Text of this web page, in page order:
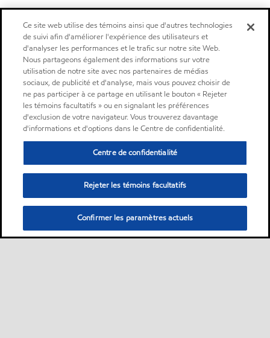
Ce site web utilise des témoins ainsi que d'autres technologies
de suivi afin d'améliorer l'expérience des utilisateurs et
d'analyser les performances et le trafic sur notre site Web.
Nous partageons également des informations sur votre
utilisation de notre site avec nos partenaires de médias
sociaux, de publicité et d'analyse, mais vous pouvez choisir de
ne pas participer à ce partage en utilisant le bouton « Rejeter
les témoins facultatifs » ou en signalant les préférences
d'exclusion de votre navigateur. Vous trouverez davantage
d'informations et d'options dans le Centre de confidentialité.
Centre de confidentialité
Rejeter les témoins facultatifs
Confirmer les paramètres actuels